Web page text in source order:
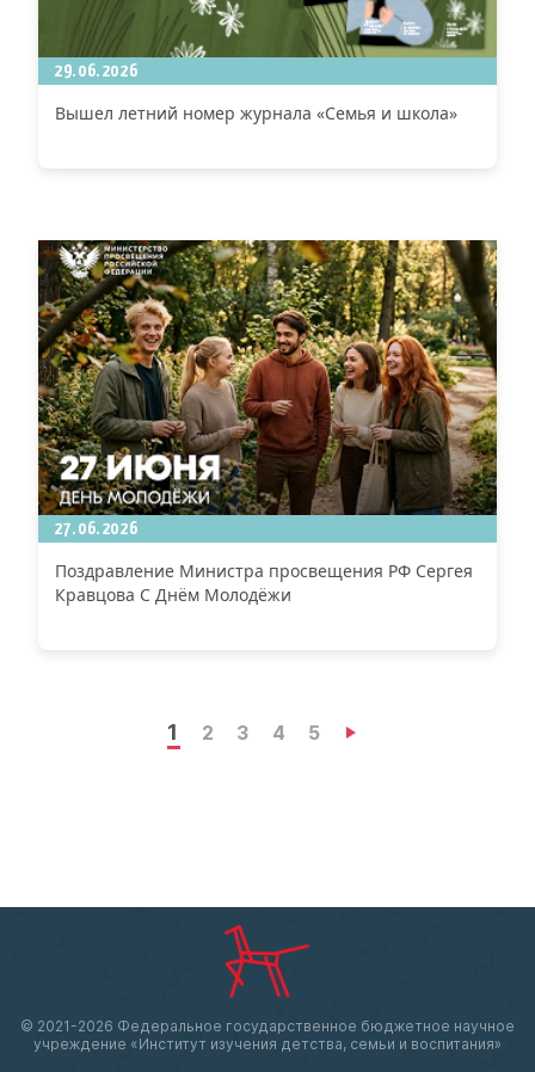
29.06.2026
Вышел летний номер журнала «Семья и школа»
27.06.2026
Поздравление Министра просвещения РФ Сергея
Кравцова С Днём Молодёжи
1 2 3 4 5
© 2021-2026 Федеральное государственное бюджетное научное
учреждение «Институт изучения детства, семьи и воспитания»